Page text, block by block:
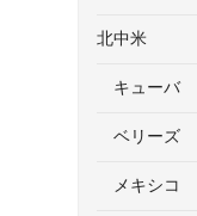
北中米
キューバ
ベリーズ
メキシコ